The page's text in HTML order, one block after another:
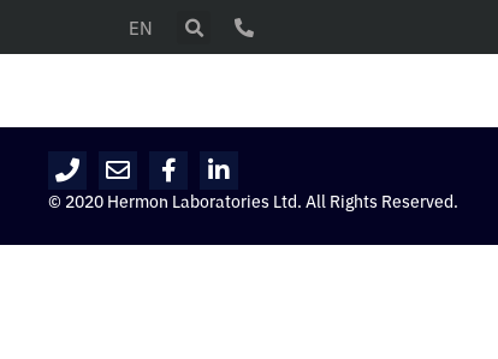
EN
© 2020 Hermon Laboratories Ltd. All Rights Reserved.